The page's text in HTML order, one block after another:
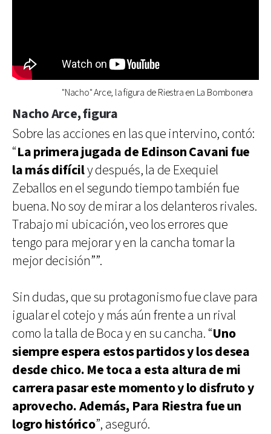
"Nacho" Arce, la figura de Riestra en La Bombonera
Nacho Arce, figura
Sobre las acciones en las que intervino, contó:
“La primera jugada de Edinson Cavani fue
la más difícily después, la de Exequiel
Zeballos en el segundo tiempo también fue
buena. No soy de mirar a los delanteros rivales.
Trabajo mi ubicación, veo los errores que
tengo para mejorar y en la cancha tomar la
mejor decisión””.
Sin dudas, que su protagonismo fue clave para
igualar el cotejo y más aún frente a un rival
como la talla de Boca y en su cancha. “Uno
siempre espera estos partidos y los desea
desde chico. Me toca a esta altura de mi
carrera pasar este momento y lo disfruto y
aprovecho. Además, Para Riestra fue un
logro histórico”, aseguró.